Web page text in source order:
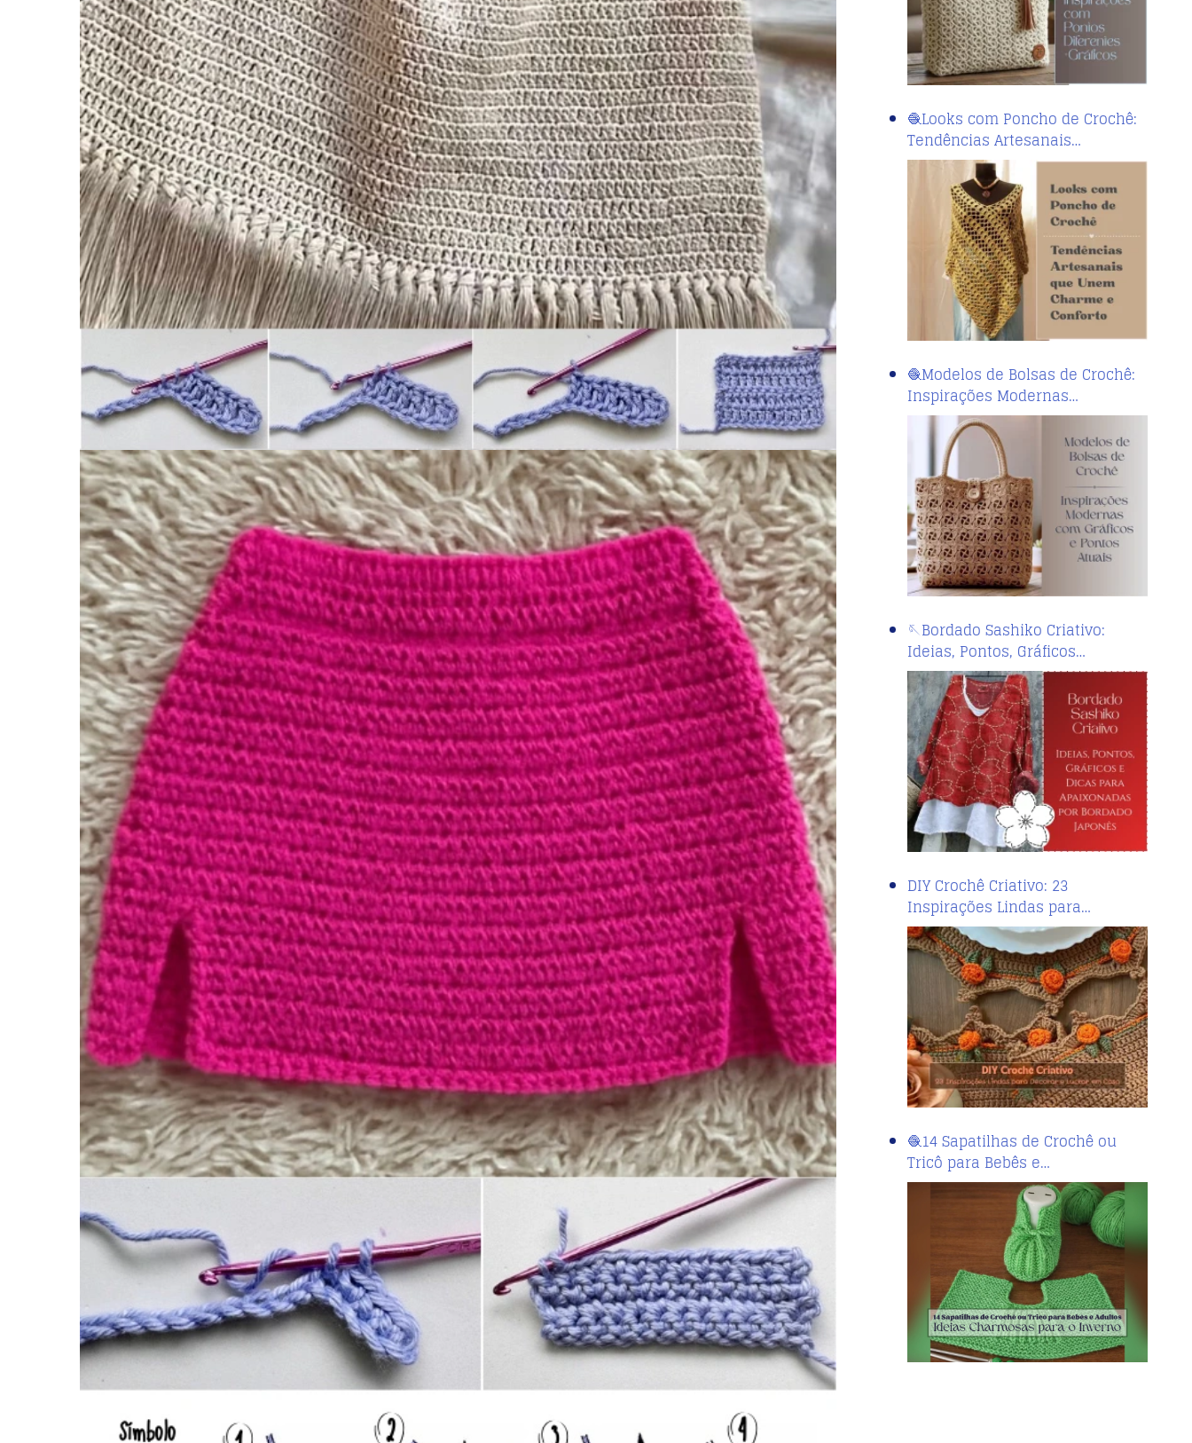
🧶Looks com Poncho de Crochê:
Tendências Artesanais…
🧶Modelos de Bolsas de Crochê:
Inspirações Modernas…
🪡Bordado Sashiko Criativo:
Ideias, Pontos, Gráficos…
DIY Crochê Criativo: 23
Inspirações Lindas para…
🧶14 Sapatilhas de Crochê ou
Tricô para Bebês e…